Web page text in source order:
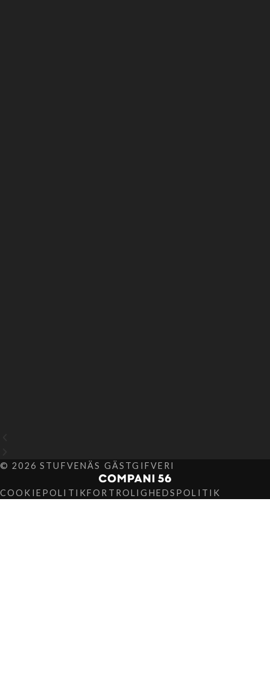
© 2026 STUFVENÄS GÄSTGIFVERI
COOKIEPOLITIKFORTROLIGHEDSPOLITIK